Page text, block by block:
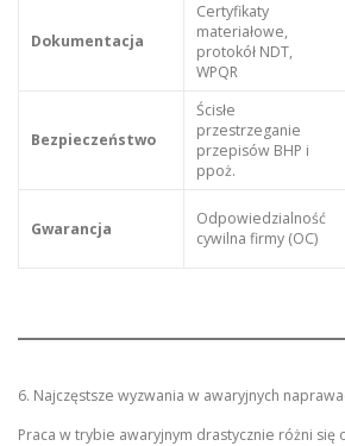
Dokumentacja
Certyfikaty
materiałowe,
protokół NDT,
WPQR
Bezpieczeństwo
Ścisłe
przestrzeganie
przepisów BHP i
ppoż.
Gwarancja
Odpowiedzialność
cywilna firmy (OC)
6. Najczęstsze wyzwania w awaryjnych
Praca w trybie awaryjnym drastycznie różni